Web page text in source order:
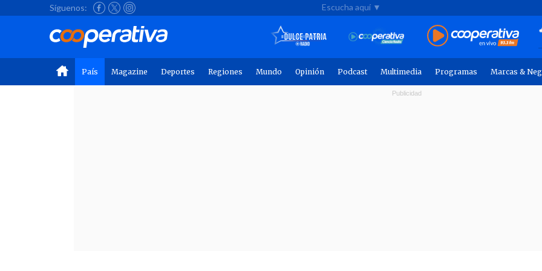
Síguenos: Escucha aquí ▼
País Magazine Deportes Regiones Mundo Opinión Podcast Multimedia Programas Marcas &